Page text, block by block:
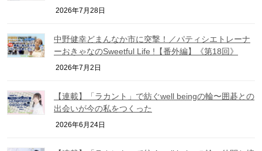
2026年7月28日
中野健幸どまんなか市に突撃！／パティシエトレーナ
ーおきゃなのSweetful Life !【番外編】《第18回》
2026年7月2日
【連載】「ラカント」で紡ぐwell beingの輪〜囲碁との
出会いが今の私をつくった
2026年6月24日